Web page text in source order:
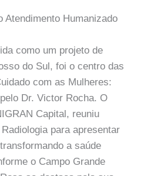
Atendimento Humanizado
como um projeto de
do Sul, foi o centro das
com as Mulheres:
Dr. Victor Rocha. O
Capital, reuniu
para apresentar
a saúde
o Campo Grande